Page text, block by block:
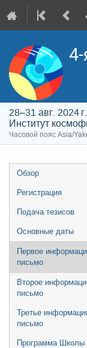
28–31 авг. 2024 г.
Институт
Часовой пояс Asia/
Меню
мероприятия
Обзор
Регистрация
Подача тезисов
Основные даты
Первое
письмо
Второе
письмо
Третье
письмо
Программа Школы